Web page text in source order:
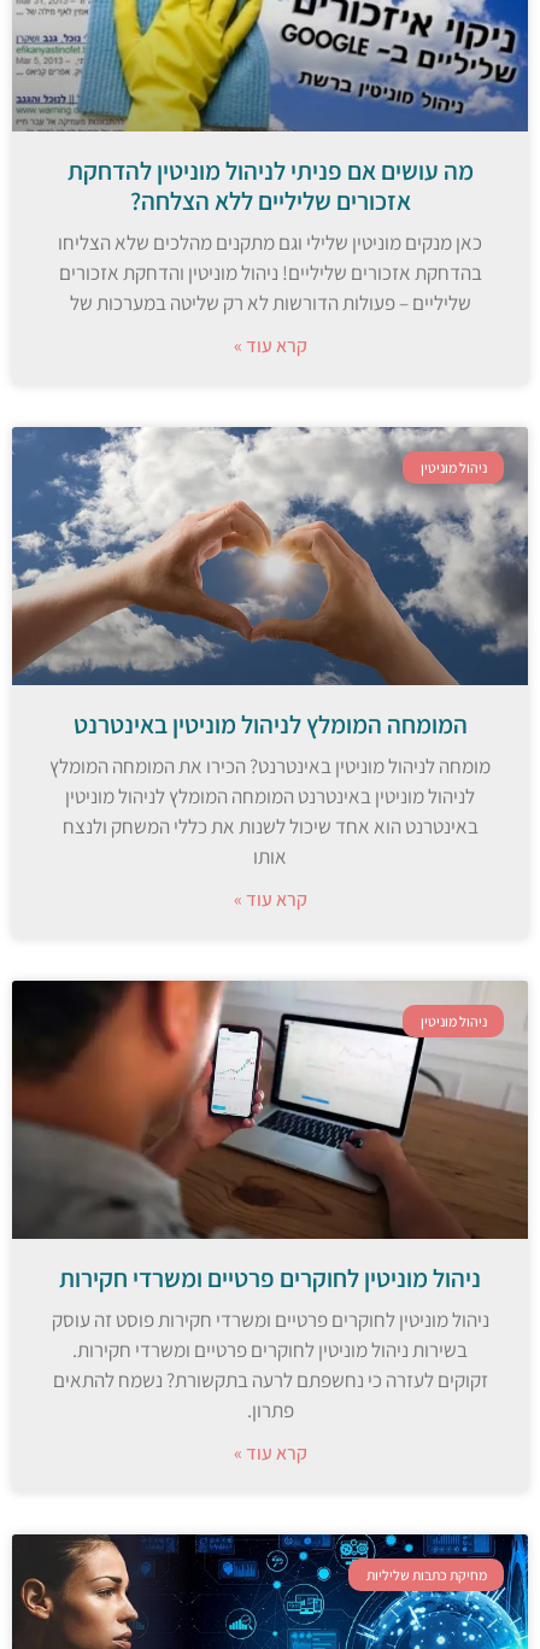
מה עושים אם פניתי לניהול מוניטין להדחקת
אזכורים שליליים ללא הצלחה?
כאן מנקים מוניטין שלילי וגם מתקנים מהלכים שלא הצליחו
בהדחקת אזכורים שליליים! ניהול מוניטין והדחקת אזכורים
שליליים – פעולות הדורשות לא רק שליטה במערכות של
קרא עוד »
ניהול מוניטין
המומחה המומלץ לניהול מוניטין באינטרנט
מומחה לניהול מוניטין באינטרנט? הכירו את המומחה המומלץ
לניהול מוניטין באינטרנט המומחה המומלץ לניהול מוניטין
באינטרנט הוא אחד שיכול לשנות את כללי המשחק ולנצח
אותו
קרא עוד »
ניהול מוניטין
ניהול מוניטין לחוקרים פרטיים ומשרדי חקירות
ניהול מוניטין לחוקרים פרטיים ומשרדי חקירות פוסט זה עוסק
בשירות ניהול מוניטין לחוקרים פרטיים ומשרדי חקירות.
זקוקים לעזרה כי נחשפתם לרעה בתקשורת? נשמח להתאים
פתרון.
קרא עוד »
מחיקת כתבות שליליות